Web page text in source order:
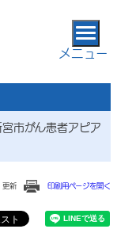
メニュー
宮市がん患者アピア
更新 印刷用ページを開く